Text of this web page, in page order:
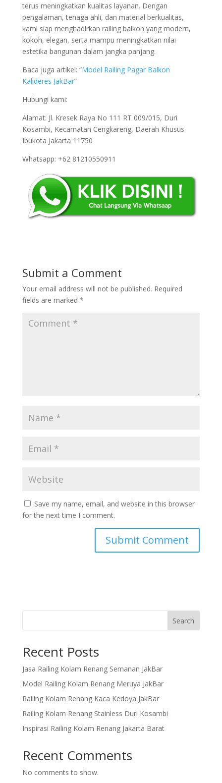
terus meningkatkan kualitas layanan. Dengan
pengalaman, tenaga ahli, dan material berkualitas,
kami siap menghadirkan railing balkon yang modern,
kokoh, elegan, serta mampu meningkatkan nilai
estetika bangunan dalam jangka panjang.
Baca juga artikel: “Model Railing Pagar Balkon
Kalideres JakBar”
Hubungi kami:
Alamat: Jl. Kresek Raya No 111 RT 009/015, Duri
Kosambi, Kecamatan Cengkareng, Daerah Khusus
Ibukota Jakarta 11750
Whatsapp: +62 81210550911
Submit a Comment
Your email address will not be published. Required
fields are marked *
Save my name, email, and website in this browser
for the next time I comment.
Search
Recent Posts
Jasa Railing Kolam Renang Semanan JakBar
Model Railing Kolam Renang Meruya JakBar
Railing Kolam Renang Kaca Kedoya JakBar
Railing Kolam Renang Stainless Duri Kosambi
Inspirasi Railing Kolam Renang Jakarta Barat
Recent Comments
No comments to show.